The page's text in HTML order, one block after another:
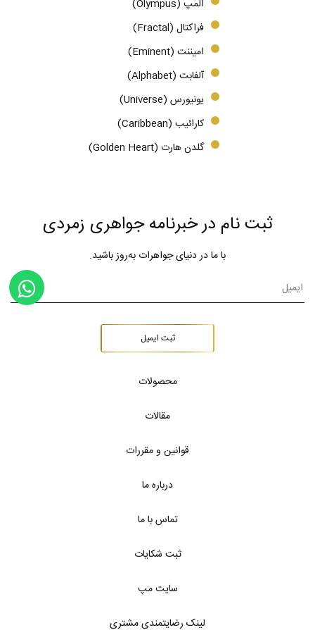
المپ (Olympus)
فراکتال (Fractal)
امیننت (Eminent)
آلفابت (Alphabet)
یونیورس (Universe)
کارائیب (Caribbean)
گلدن هارت (Golden Heart)
ثبت نام در خبرنامه جواهری زمردی
با ما در دنیای جواهرات به‌روز باشید.
ثبت ایمیل
محصولات
مقالات
قوانین و مقررات
درباره ما
تماس با ما
ثبت شکایات
سایت مپ
لینک رضایتمندی مشتری